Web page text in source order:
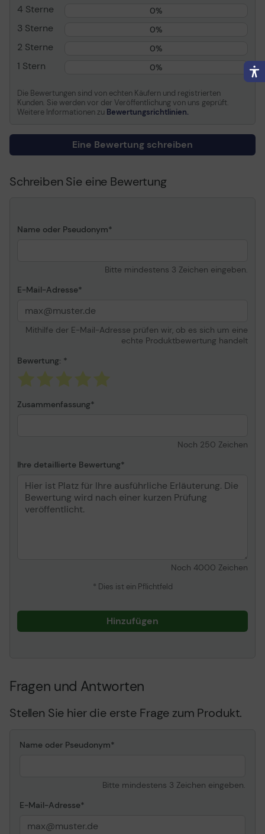
4 Sterne 0%
3 Sterne 0%
2 Sterne 0%
1 Stern 0%
Die Bewertungen sind von echten Käufern und registrierten
Kunden. Sie werden vor der Veröffentlichung von uns geprüft.
Weitere Informationen zu Bewertungsrichtlinien.
Eine Bewertung schreiben
Schreiben Sie eine Bewertung
Name oder Pseudonym
Bitte mindestens 3 Zeichen eingeben.
E-Mail-Adresse
Mithilfe der E-Mail-Adresse prüfen wir, ob es sich um eine
echte Produktbewertung handelt
Bewertung:
Zusammenfassung
Noch 250 Zeichen
Ihre detaillierte Bewertung
Noch 4000 Zeichen
* Dies ist ein Pflichtfeld
Hinzufügen
Fragen und Antworten
Stellen Sie hier die erste Frage zum Produkt.
Name oder Pseudonym
Bitte mindestens 3 Zeichen eingeben.
E-Mail-Adresse